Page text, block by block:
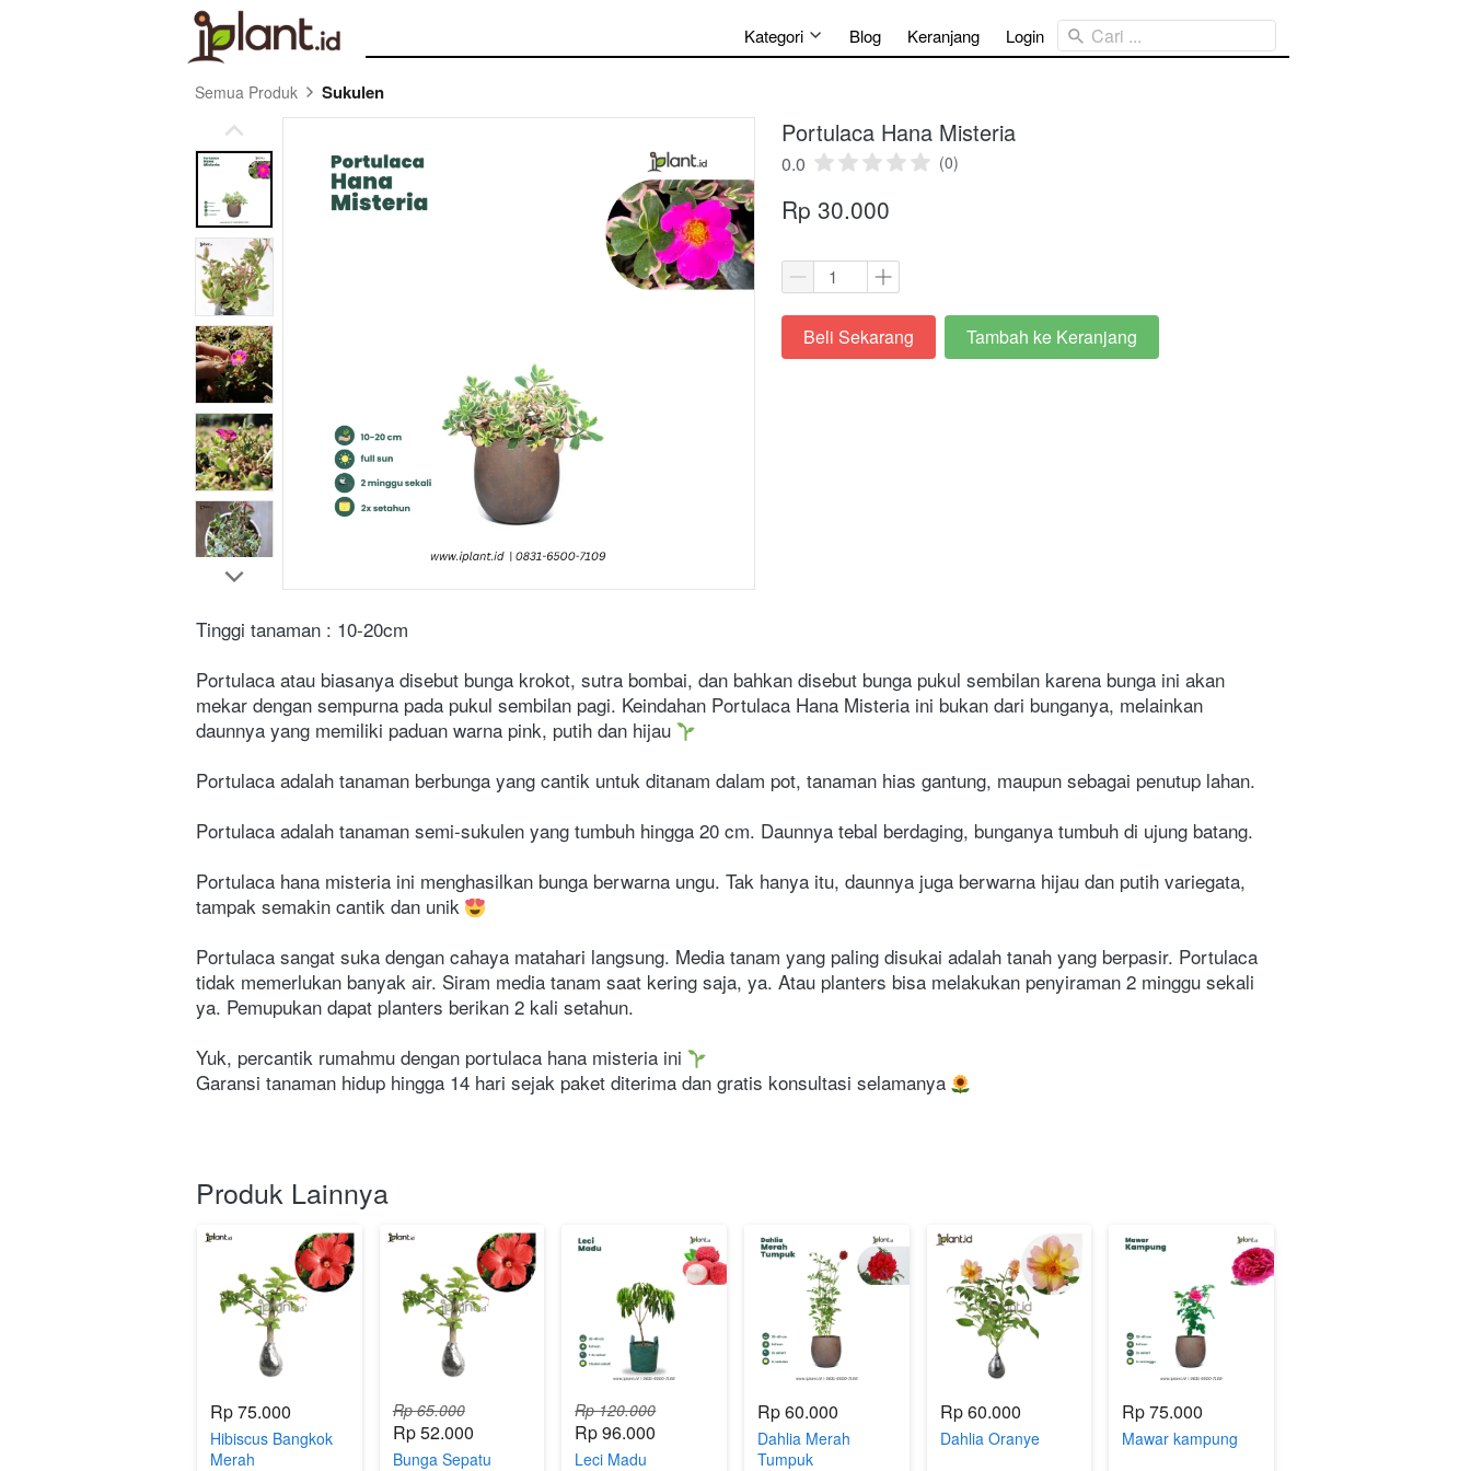
Kategori Blog Keranjang Login Cari ...
Semua Produk Sukulen
Portulaca Hana Misteria
0.0 (0)
Rp 30.000
`Beli Sekarang `
Tambah ke Keranjang
Tinggi tanaman : 10-20cm
Portulaca atau biasanya disebut bunga krokot, sutra bombai, dan bahkan disebut bunga pukul sembilan karena bunga ini akan
mekar dengan sempurna pada pukul sembilan pagi. Keindahan Portulaca Hana Misteria ini bukan dari bunganya, melainkan
daunnya yang memiliki paduan warna pink, putih dan hijau
Portulaca adalah tanaman berbunga yang cantik untuk ditanam dalam pot, tanaman hias gantung, maupun sebagai penutup lahan.
Portulaca adalah tanaman semi-sukulen yang tumbuh hingga 20 cm. Daunnya tebal berdaging, bunganya tumbuh di ujung batang.
Portulaca hana misteria ini menghasilkan bunga berwarna ungu. Tak hanya itu, daunnya juga berwarna hijau dan putih variegata,
tampak semakin cantik dan unik
Portulaca sangat suka dengan cahaya matahari langsung. Media tanam yang paling disukai adalah tanah yang berpasir. Portulaca
tidak memerlukan banyak air. Siram media tanam saat kering saja, ya. Atau planters bisa melakukan penyiraman 2 minggu sekali
ya. Pemupukan dapat planters berikan 2 kali setahun.
Yuk, percantik rumahmu dengan portulaca hana misteria ini
Garansi tanaman hidup hingga 14 hari sejak paket diterima dan gratis konsultasi selamanya
Produk Lainnya
Rp 75.000
Hibiscus Bangkok
Merah
Rp 65.000
Rp 52.000
Bunga Sepatu
Rp 120.000
Rp 96.000
Leci Madu
Rp 60.000
Dahlia Merah
Tumpuk
Rp 60.000
Dahlia Oranye
Rp 75.000
Mawar kampung